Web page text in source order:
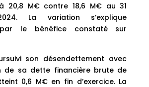
20,8 M€ contre 18,6 M€ au 31
La variation s’explique
par le bénéfice constaté sur
son désendettement avec
de sa dette financière brute de
0,6 M€ en fin d’exercice. La